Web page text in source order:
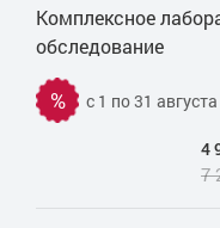
Лечение
Лечение энуреза
Магнитная
Мазок из уретры
Комплексное
обследование
% с 1 по 31 августа
4
7